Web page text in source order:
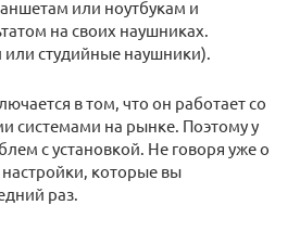
или ноутбукам и
на своих наушниках.
студийные наушники).
в том, что он работает со
системами на рынке. Поэтому у
с установкой. Не говоря уже о
которые вы
раз.